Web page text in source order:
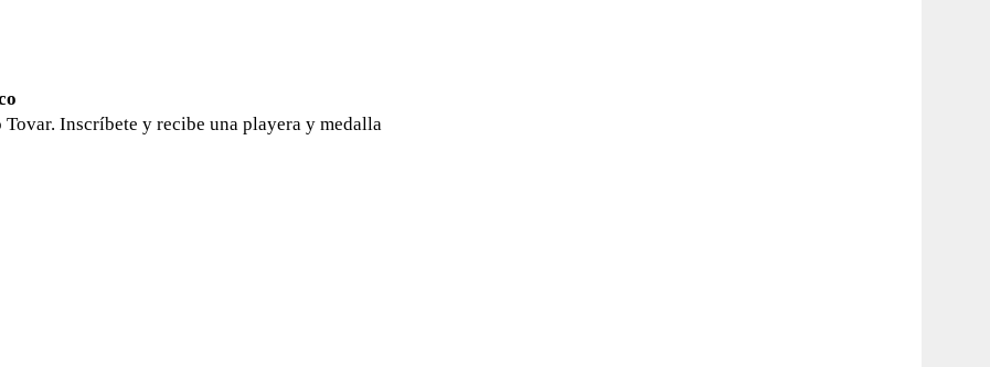
Inscríbete y recibe una playera y medalla